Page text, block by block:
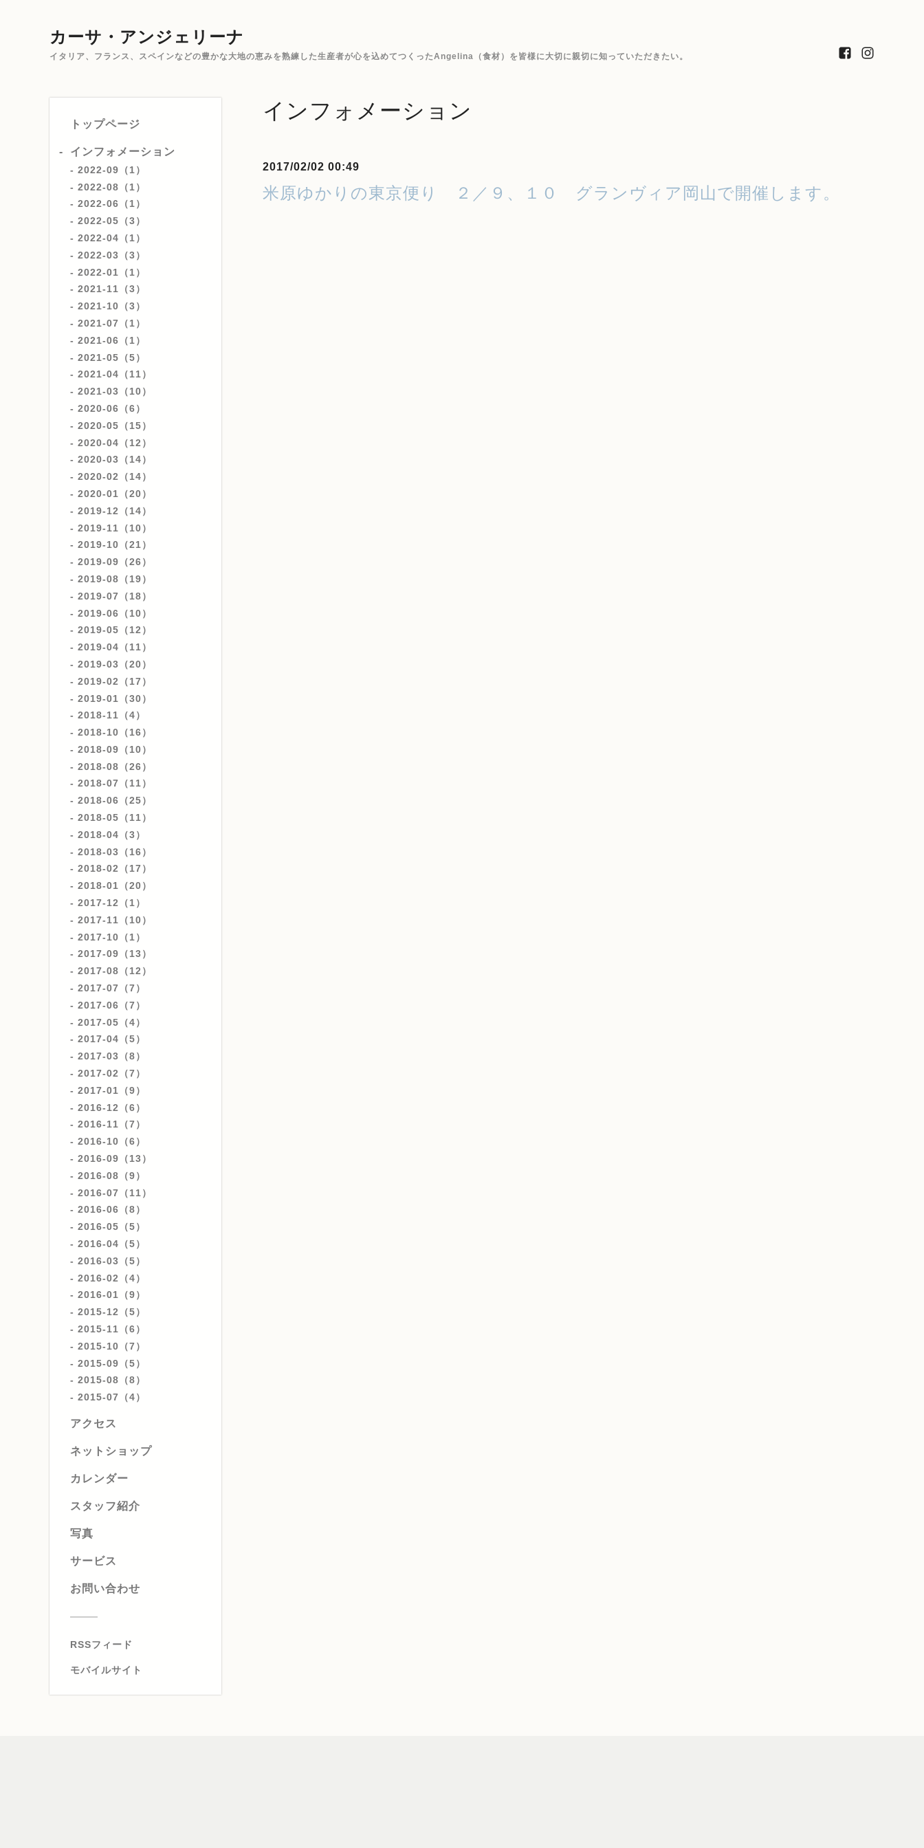
カーサ・アンジェリーナ
イタリア、フランス、スペインなどの豊かな大地の恵みを熟練した生産者が心を込めてつくったAngelina（食材）を皆様に大切に親切に知っていただきたい。
トップページ
インフォメーション
2022-09（1）
2022-08（1）
2022-06（1）
2022-05（3）
2022-04（1）
2022-03（3）
2022-01（1）
2021-11（3）
2021-10（3）
2021-07（1）
2021-06（1）
2021-05（5）
2021-04（11）
2021-03（10）
2020-06（6）
2020-05（15）
2020-04（12）
2020-03（14）
2020-02（14）
2020-01（20）
2019-12（14）
2019-11（10）
2019-10（21）
2019-09（26）
2019-08（19）
2019-07（18）
2019-06（10）
2019-05（12）
2019-04（11）
2019-03（20）
2019-02（17）
2019-01（30）
2018-11（4）
2018-10（16）
2018-09（10）
2018-08（26）
2018-07（11）
2018-06（25）
2018-05（11）
2018-04（3）
2018-03（16）
2018-02（17）
2018-01（20）
2017-12（1）
2017-11（10）
2017-10（1）
2017-09（13）
2017-08（12）
2017-07（7）
2017-06（7）
2017-05（4）
2017-04（5）
2017-03（8）
2017-02（7）
2017-01（9）
2016-12（6）
2016-11（7）
2016-10（6）
2016-09（13）
2016-08（9）
2016-07（11）
2016-06（8）
2016-05（5）
2016-04（5）
2016-03（5）
2016-02（4）
2016-01（9）
2015-12（5）
2015-11（6）
2015-10（7）
2015-09（5）
2015-08（8）
2015-07（4）
アクセス
ネットショップ
カレンダー
スタッフ紹介
写真
サービス
お問い合わせ
RSSフィード
モバイルサイト
インフォメーション
2017/02/02 00:49
米原ゆかりの東京便り ２／９、１０ グランヴィア岡山で開催します。